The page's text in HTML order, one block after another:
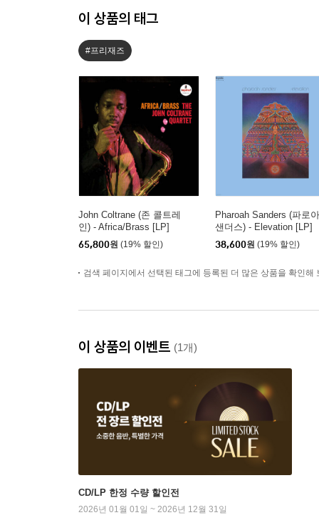
이 상품의 태그
#프리재즈
John Coltrane (존 콜트레
인) - Africa/Brass [LP]
65,800원 (19% 할인)
Pharoah Sanders (파로아
샌더스) - Elevation [LP]
38,600원 (19% 할인)
검색 페이지에서 선택된 태그에 등록된 더 많은 상품을 확인해
이 상품의 이벤트 (1개)
CD/LP 한정 수량 할인전
2026년 01월 01일 ~ 2026년 12월 31일